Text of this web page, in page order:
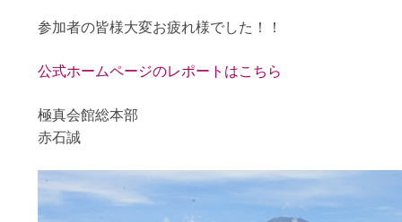
参加者の皆様大変お疲れ様でした！！
公式ホームページのレポートはこちら
極真会館総本部
赤石誠